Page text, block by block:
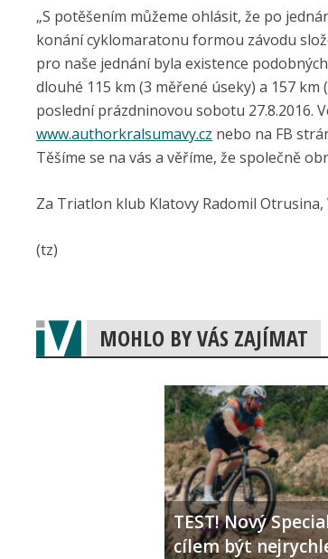
„S potěšením můžeme ohlásit, že po
konání cyklomaratonu formou závodu
pro naše jednání byla existence
dlouhé 115 km (3 měřené úseky) a 157
poslední prázdninovou sobotu 27.8.2016.
www.authorkralsumavy.cz nebo na FB
Těšíme se na vás a věříme, že společně
Za Triatlon klub Klatovy Radomil
(tz)
MOHLO BY VÁS ZAJÍMAT
TEST! Nový
cílem být